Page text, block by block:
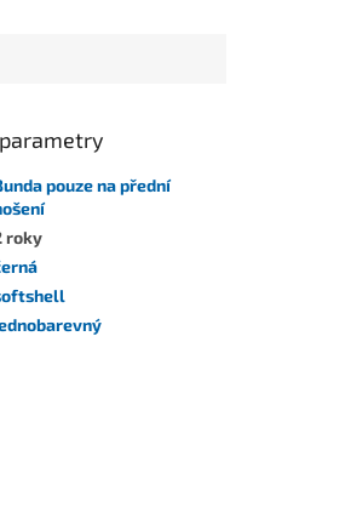
pouze na přední
roky